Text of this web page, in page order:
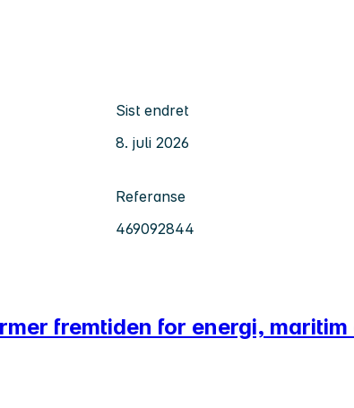
Sist endret
8. juli 2026
Referanse
469092844
fremtiden for energi,